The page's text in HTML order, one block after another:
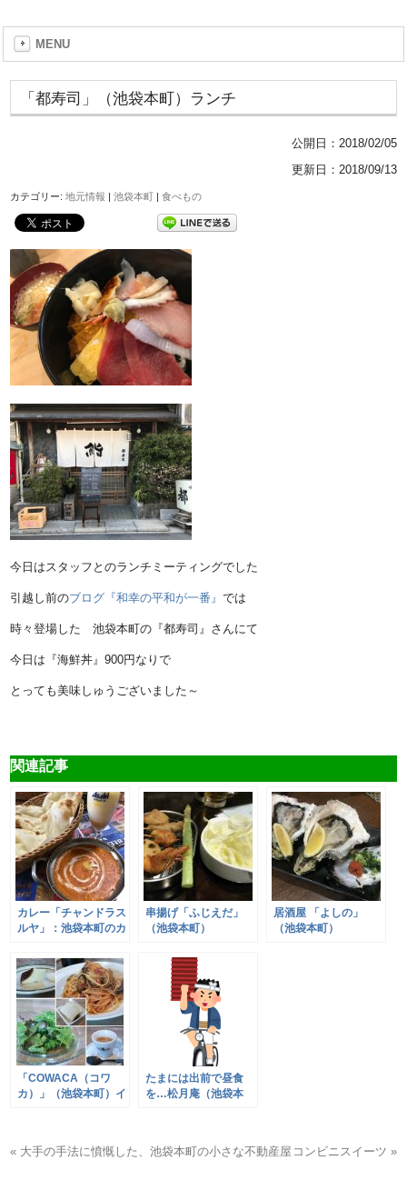
MENU
「都寿司」（池袋本町）ランチ
公開日： 2018/02/05
更新日：2018/09/13
カテゴリー:地元情報 |池袋本町 |食べもの
今日はスタッフとのランチミーティングでした
引越し前のブログ『和幸の平和が一番』では
時々登場した 池袋本町の『都寿司』さんにて
今日は『海鮮丼』900円なりで
とっても美味しゅうございました～
関連記事
カレー「チャンドラス
ルヤ」：池袋本町のカ
串揚げ「ふじえだ」
（池袋本町）
居酒屋 「よしの」
（池袋本町）
「COWACA（コワ
カ）」（池袋本町）イ
たまには出前で昼食
を…松月庵（池袋本
« 大手の手法に憤慨した、池袋本町の小さな不動産屋 コンビニスイーツ »